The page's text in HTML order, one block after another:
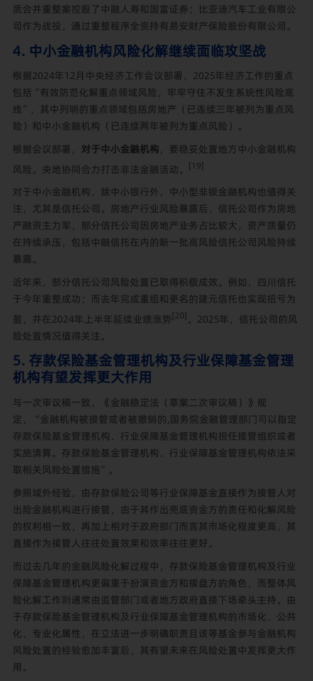
质合并重整案控股了中融人寿和国富证券；比亚迪汽车工业有限公
司作为战投，通过重整程序全资持有易安财产保险股份有限公司。
4. 中小金融机构风险化解继续面临攻坚战
根据2024年12月中央经济工作会议部署，2025年经济工作的重点
包括“有效防范化解重点领域风险，牢牢守住不发生系统性风险底
线”，其中列明的重点领域包括房地产（已连续三年被列为重点风
险）和中小金融机构（已连续两年被列为重点风险）。
根据会议部署， 对于中小金融机构 ，要稳妥处置地方中小金融机构
风险。央地协同合力打击非法金融活动。
[19]
对于中小金融机构，除中小银行外，中小型非银金融机构也值得关
注，尤其是信托公司。房地产行业风险暴露后，信托公司作为房地
产融资主力军，部分信托公司因房地产业务占比较大，资产质量仍
在持续承压，包括中融信托在内的新一批高风险信托公司风险持续
暴露。
近年来，部分信托公司风险处置已取得积极成效。例如，四川信托
于今年重整成功；而去年完成重组和更名的建元信托也实现扭亏为
盈，并在2024年上半年延续业绩涨势[20] 。2025年，信托公司的风
险处置情况值得关注。
5. 存款保险基金管理机构及行业保障基金管理
机构有望发挥更大作用
与一次审议稿一致，《金融稳定法（草案二次审议稿）》规
定，“金融机构被接管或者被撤销的,国务院金融管理部门可以指定
存款保险基金管理机构、行业保障基金管理机构担任接管组织或者
实施清算。存款保险基金管理机构、行业保障基金管理机构依法采
取相关风险处置措施”。
参照域外经验，由存款保险公司等行业保障基金直接作为接管人对
出险金融机构进行接管，由于其作出兜底资金方的责任和化解风险
的权利相一致，再加上相对于政府部门而言其市场化程度更高，其
直接作为接管人往往处置效果和效率往往更好。
而过去几年的金融风险化解过程中，存款保险基金管理机构及行业
保障基金管理机构更偏重于扮演资金方和接盘方的角色，而整体风
险化解工作则通常由监管部门或者地方政府直接下场牵头主持。由
于存款保险基金管理机构及行业保障基金管理机构的市场化、公共
化、专业化属性，在立法进一步明确职责且该等基金参与金融机构
风险处置的经验愈加丰富后，其有望未来在风险处置中发挥更大作
用。